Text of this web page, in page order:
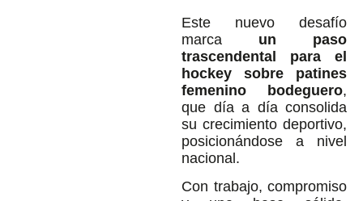
Este nuevo desafío
marca un paso
trascendental para el
hockey sobre patines
femenino bodeguero,
que día a día consolida
su crecimiento deportivo,
posicionándose a nivel
nacional.
Con trabajo, compromiso